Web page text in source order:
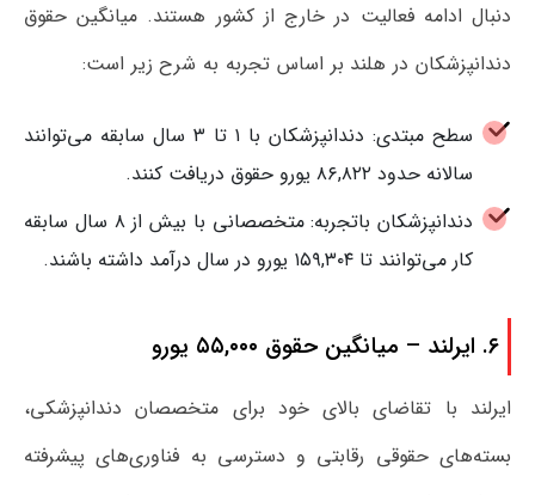
دنبال ادامه فعالیت در خارج از کشور هستند. میانگین حقوق
دندانپزشکان در هلند بر اساس تجربه به شرح زیر است:
سطح مبتدی: دندانپزشکان با ۱ تا ۳ سال سابقه می‌توانند
سالانه حدود ۸۶,۸۲۲ یورو حقوق دریافت کنند.
دندانپزشکان باتجربه: متخصصانی با بیش از ۸ سال سابقه
کار می‌توانند تا ۱۵۹,۳۰۴ یورو در سال درآمد داشته باشند.
۶. ایرلند – میانگین حقوق ۵۵,۰۰۰ یورو
ایرلند با تقاضای بالای خود برای متخصصان دندانپزشکی،
بسته‌های حقوقی رقابتی و دسترسی به فناوری‌های پیشرفته